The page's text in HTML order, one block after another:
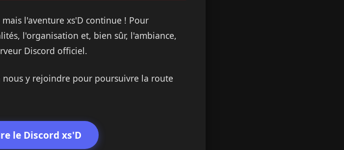
l'aventure xs'D continue ! Pour
l'organisation et, bien sûr, l'ambiance,
Discord officiel.
y rejoindre pour poursuivre la route
le Discord xs'D